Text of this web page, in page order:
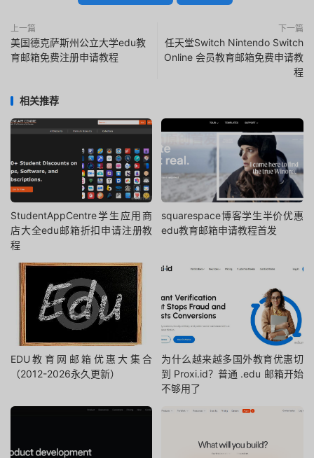
上一篇
美国德克萨斯州公立大学edu教
育邮箱免费注册申请教程
下一篇
任天堂Switch Nintendo Switch
Online 会员教育邮箱免费申请教
程
相关推荐
StudentAppCentre学生应用商
店大全edu邮箱折扣申请注册教
程
squarespace博客学生半价优惠
edu教育邮箱申请教程首发
EDU教育网邮箱优惠大集合
（2012-2026永久更新）
为什么越来越多国外教育优惠切
到 Proxi.id？普通 .edu 邮箱开始
不够用了